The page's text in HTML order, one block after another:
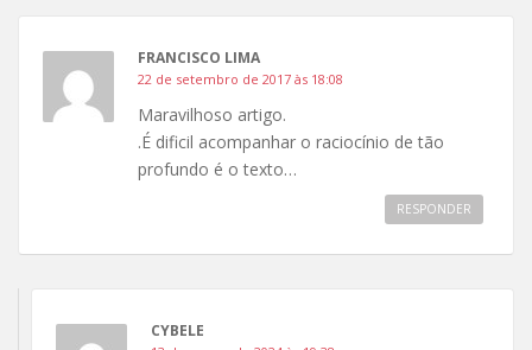
FRANCISCO LIMA
22 de setembro de 2017 às 18:08
Maravilhoso artigo.
.É dificil acompanhar o raciocínio de tão
profundo é o texto…
RESPONDER
CYBELE